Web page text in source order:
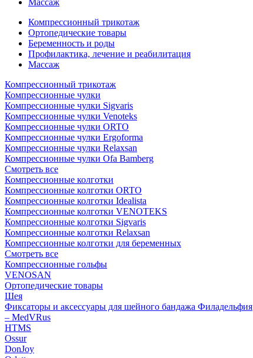
Массаж
Компрессионный трикотаж
Ортопедические товары
Беременность и роды
Профилактика, лечение и реабилитация
Массаж
Компрессионный трикотаж
Компрессионные чулки
Компрессионные чулки Sigvaris
Компрессионные чулки Venoteks
Компрессионные чулки ORTO
Компрессионные чулки Ergoforma
Компрессионные чулки Relaxsan
Компрессионные чулки Ofa Bamberg
Смотреть все
Компрессионные колготки
Компрессионные колготки ORTO
Компрессионные колготки Idealista
Компрессионные колготки VENOTEKS
Компрессионные колготки Sigvaris
Компрессионные колготки Relaxsan
Компрессионные колготки для беременных
Смотреть все
Компрессионные гольфы
VENOSAN
Ортопедические товары
Шея
Фиксаторы и аксессуары для шейного бандажа Филадельфия
– MedVRus
HTMS
Ossur
DonJoy